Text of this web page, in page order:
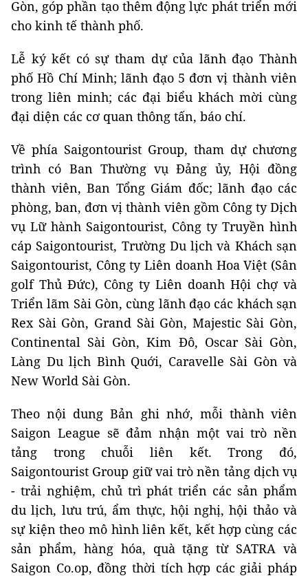
Gòn, góp phần tạo thêm động lực phát triển mới
cho kinh tế thành phố.
Lễ ký kết có sự tham dự của lãnh đạo Thành
phố Hồ Chí Minh; lãnh đạo 5 đơn vị thành viên
trong liên minh; các đại biểu khách mời cùng
đại diện các cơ quan thông tấn, báo chí.
Về phía Saigontourist Group, tham dự chương
trình có Ban Thường vụ Đảng ủy, Hội đồng
thành viên, Ban Tổng Giám đốc; lãnh đạo các
phòng, ban, đơn vị thành viên gồm Công ty Dịch
vụ Lữ hành Saigontourist, Công ty Truyền hình
cáp Saigontourist, Trường Du lịch và Khách sạn
Saigontourist, Công ty Liên doanh Hoa Việt (Sân
golf Thủ Đức), Công ty Liên doanh Hội chợ và
Triển lãm Sài Gòn, cùng lãnh đạo các khách sạn
Rex Sài Gòn, Grand Sài Gòn, Majestic Sài Gòn,
Continental Sài Gòn, Kim Đô, Oscar Sài Gòn,
Làng Du lịch Bình Quới, Caravelle Sài Gòn và
New World Sài Gòn.
Theo nội dung Bản ghi nhớ, mỗi thành viên
Saigon League sẽ đảm nhận một vai trò nền
tảng trong chuỗi liên kết. Trong đó,
Saigontourist Group giữ vai trò nền tảng dịch vụ
- trải nghiệm, chủ trì phát triển các sản phẩm
du lịch, lưu trú, ẩm thực, hội nghị, hội thảo và
sự kiện theo mô hình liên kết, kết hợp cùng các
sản phẩm, hàng hóa, quà tặng từ SATRA và
Saigon Co.op, đồng thời tích hợp các giải pháp